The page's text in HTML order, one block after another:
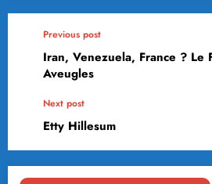
Previous post
Iran, Venezuela, France ? Le
Aveugles
Next post
Etty Hillesum